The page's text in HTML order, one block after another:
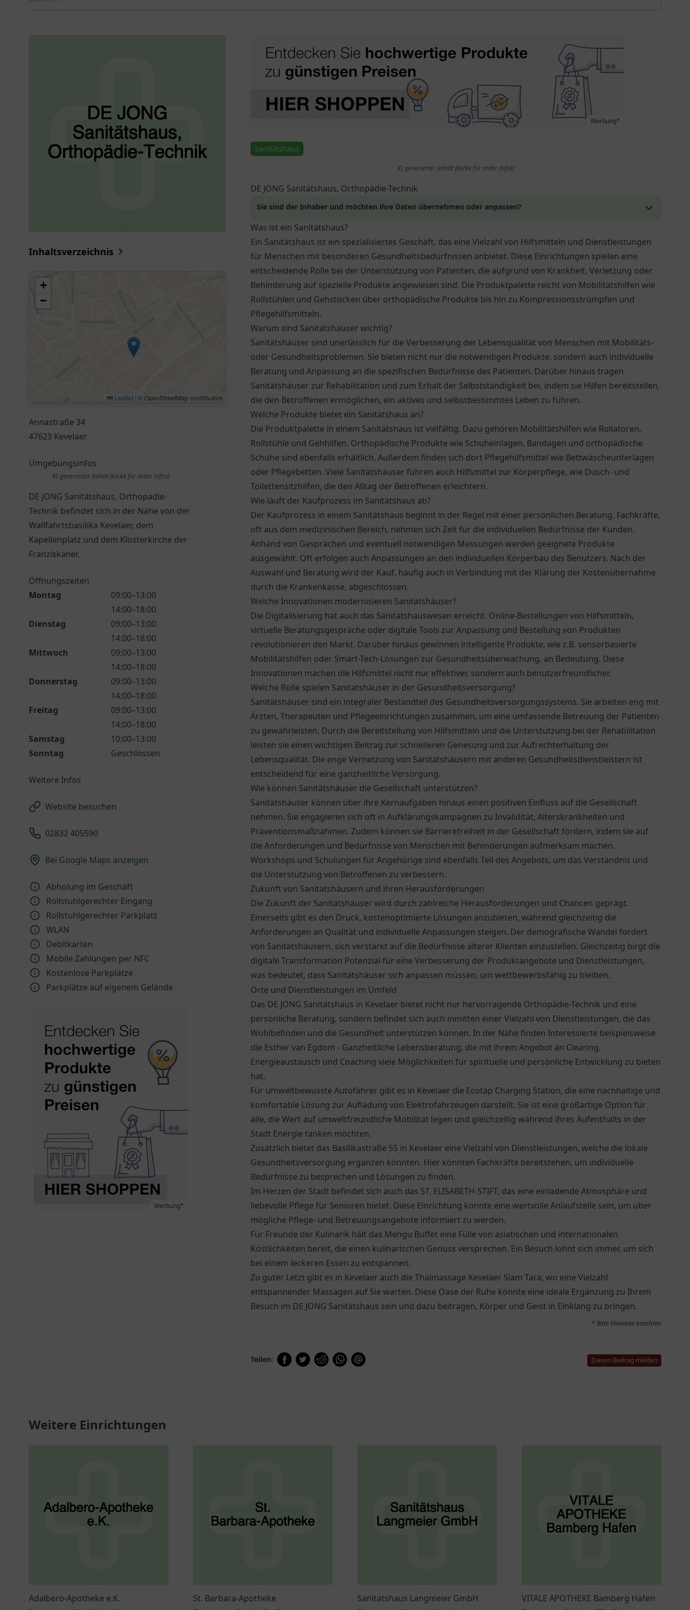
Inhaltsverzeichnis
+
−
Leaflet | © OpenStreetMap contributors
Annastraße 34
47623 Kevelaer
Umgebungsinfos
KI generierter Inhalt (klicke für mehr Infos)
DE JONG Sanitätshaus, Orthopädie-
Technik befindet sich in der Nähe von der
Wallfahrtsbasilika Kevelaer, dem
Kapellenplatz und dem Klosterkirche der
Franziskaner.
Öffnungszeiten
Montag
09:00–13:00
14:00–18:00
Dienstag
09:00–13:00
14:00–18:00
Mittwoch
09:00–13:00
14:00–18:00
Donnerstag
09:00–13:00
14:00–18:00
Freitag
09:00–13:00
14:00–18:00
Samstag
10:00–13:00
Sonntag
Geschlossen
Weitere Infos
Website besuchen
02832 405590
Bei Google Maps anzeigen
Abholung im Geschäft
Rollstuhlgerechter Eingang
Rollstuhlgerechter Parkplatz
WLAN
Debitkarten
Mobile Zahlungen per NFC
Kostenlose Parkplätze
Parkplätze auf eigenem Gelände
Werbung*
Werbung*
Sanitätshaus
KI generierter Inhalt (klicke für mehr Infos)
DE JONG Sanitätshaus, Orthopädie-Technik
Sie sind der Inhaber und möchten ihre Daten übernehmen oder anpassen?
Was ist ein Sanitätshaus?
Ein Sanitätshaus ist ein spezialisiertes Geschäft, das eine Vielzahl von Hilfsmitteln und Dienstleistungen
für Menschen mit besonderen Gesundheitsbedürfnissen anbietet. Diese Einrichtungen spielen eine
entscheidende Rolle bei der Unterstützung von Patienten, die aufgrund von Krankheit, Verletzung oder
Behinderung auf spezielle Produkte angewiesen sind. Die Produktpalette reicht von Mobilitätshilfen wie
Rollstühlen und Gehstöcken über orthopädische Produkte bis hin zu Kompressionsstrümpfen und
Pflegehilfsmitteln.
Warum sind Sanitätshäuser wichtig?
Sanitätshäuser sind unerlässlich für die Verbesserung der Lebensqualität von Menschen mit Mobilitäts-
oder Gesundheitsproblemen. Sie bieten nicht nur die notwendigen Produkte, sondern auch individuelle
Beratung und Anpassung an die spezifischen Bedürfnisse des Patienten. Darüber hinaus tragen
Sanitätshäuser zur Rehabilitation und zum Erhalt der Selbstständigkeit bei, indem sie Hilfen bereitstellen,
die den Betroffenen ermöglichen, ein aktives und selbstbestimmtes Leben zu führen.
Welche Produkte bietet ein Sanitätshaus an?
Die Produktpalette in einem Sanitätshaus ist vielfältig. Dazu gehören Mobilitätshilfen wie Rollatoren,
Rollstühle und Gehhilfen. Orthopädische Produkte wie Schuheinlagen, Bandagen und orthopädische
Schuhe sind ebenfalls erhältlich. Außerdem finden sich dort Pflegehilfsmittel wie Bettwäscheunterlagen
oder Pflegebetten. Viele Sanitätshäuser führen auch Hilfsmittel zur Körperpflege, wie Dusch- und
Toilettensitzhilfen, die den Alltag der Betroffenen erleichtern.
Wie läuft der Kaufprozess im Sanitätshaus ab?
Der Kaufprozess in einem Sanitätshaus beginnt in der Regel mit einer persönlichen Beratung. Fachkräfte,
oft aus dem medizinischen Bereich, nehmen sich Zeit für die individuellen Bedürfnisse der Kunden.
Anhand von Gesprächen und eventuell notwendigen Messungen werden geeignete Produkte
ausgewählt. Oft erfolgen auch Anpassungen an den individuellen Körperbau des Benutzers. Nach der
Auswahl und Beratung wird der Kauf, häufig auch in Verbindung mit der Klärung der Kostenübernahme
durch die Krankenkasse, abgeschlossen.
Welche Innovationen modernisieren Sanitätshäuser?
Die Digitalisierung hat auch das Sanitätshauswesen erreicht. Online-Bestellungen von Hilfsmitteln,
virtuelle Beratungsgespräche oder digitale Tools zur Anpassung und Bestellung von Produkten
revolutionieren den Markt. Darüber hinaus gewinnen intelligente Produkte, wie z.B. sensorbasierte
Mobilitätshilfen oder Smart-Tech-Lösungen zur Gesundheitsüberwachung, an Bedeutung. Diese
Innovationen machen die Hilfsmittel nicht nur effektiver, sondern auch benutzerfreundlicher.
Welche Rolle spielen Sanitätshäuser in der Gesundheitsversorgung?
Sanitätshäuser sind ein integraler Bestandteil des Gesundheitsversorgungssystems. Sie arbeiten eng mit
Ärzten, Therapeuten und Pflegeeinrichtungen zusammen, um eine umfassende Betreuung der Patienten
zu gewährleisten. Durch die Bereitstellung von Hilfsmitteln und die Unterstützung bei der Rehabilitation
leisten sie einen wichtigen Beitrag zur schnelleren Genesung und zur Aufrechterhaltung der
Lebensqualität. Die enge Vernetzung von Sanitätshäusern mit anderen Gesundheitsdienstleistern ist
entscheidend für eine ganzheitliche Versorgung.
Wie können Sanitätshäuser die Gesellschaft unterstützen?
Sanitätshäuser können über ihre Kernaufgaben hinaus einen positiven Einfluss auf die Gesellschaft
nehmen. Sie engagieren sich oft in Aufklärungskampagnen zu Invalidität, Alterskrankheiten und
Präventionsmaßnahmen. Zudem können sie Barrierefreiheit in der Gesellschaft fördern, indem sie auf
die Anforderungen und Bedürfnisse von Menschen mit Behinderungen aufmerksam machen.
Workshops und Schulungen für Angehörige sind ebenfalls Teil des Angebots, um das Verständnis und
die Unterstützung von Betroffenen zu verbessern.
Zukunft von Sanitätshäusern und ihren Herausforderungen
Die Zukunft der Sanitätshäuser wird durch zahlreiche Herausforderungen und Chancen geprägt.
Einerseits gibt es den Druck, kostenoptimierte Lösungen anzubieten, während gleichzeitig die
Anforderungen an Qualität und individuelle Anpassungen steigen. Der demografische Wandel fordert
von Sanitätshäusern, sich verstärkt auf die Bedürfnisse älterer Klienten einzustellen. Gleichzeitig birgt die
digitale Transformation Potenzial für eine Verbesserung der Produktangebote und Dienstleistungen,
was bedeutet, dass Sanitätshäuser sich anpassen müssen, um wettbewerbsfähig zu bleiben.
Orte und Dienstleistungen im Umfeld
Das DE JONG Sanitätshaus in Kevelaer bietet nicht nur hervorragende Orthopädie-Technik und eine
persönliche Beratung, sondern befindet sich auch inmitten einer Vielzahl von Dienstleistungen, die das
Wohlbefinden und die Gesundheit unterstützen können. In der Nähe finden Interessierte beispielsweise
die Esther van Egdom - Ganzheitliche Lebensberatung, die mit ihrem Angebot an Clearing,
Energieaustausch und Coaching viele Möglichkeiten für spirituelle und persönliche Entwicklung zu bieten
hat.
Für umweltbewusste Autofahrer gibt es in Kevelaer die Ecotap Charging Station, die eine nachhaltige und
komfortable Lösung zur Aufladung von Elektrofahrzeugen darstellt. Sie ist eine großartige Option für
alle, die Wert auf umweltfreundliche Mobilität legen und gleichzeitig während ihres Aufenthalts in der
Stadt Energie tanken möchten.
Zusätzlich bietet das Basilikastraße 55 in Kevelaer eine Vielzahl von Dienstleistungen, welche die lokale
Gesundheitsversorgung ergänzen könnten. Hier könnten Fachkräfte bereitstehen, um individuelle
Bedürfnisse zu besprechen und Lösungen zu finden.
Im Herzen der Stadt befindet sich auch das ST. ELISABETH-STIFT, das eine einladende Atmosphäre und
liebevolle Pflege für Senioren bietet. Diese Einrichtung könnte eine wertvolle Anlaufstelle sein, um über
mögliche Pflege- und Betreuungsangebote informiert zu werden.
Für Freunde der Kulinarik hält das Mengu Buffet eine Fülle von asiatischen und internationalen
Köstlichkeiten bereit, die einen kulinarischen Genuss versprechen. Ein Besuch lohnt sich immer, um sich
bei einem leckeren Essen zu entspannen.
Zu guter Letzt gibt es in Kevelaer auch die Thaimassage Kevelaer Siam Tara, wo eine Vielzahl
entspannender Massagen auf Sie warten. Diese Oase der Ruhe könnte eine ideale Ergänzung zu Ihrem
Besuch im DE JONG Sanitätshaus sein und dazu beitragen, Körper und Geist in Einklang zu bringen.
* Bitte Hinweise beachten
Teilen: Diesen Beitrag melden
Weitere Einrichtungen
Adalbero-Apotheke e.K.
St. Barbara-Apotheke
Sanitätshaus Langmeier GmbH
VITALE APOTHEKE Bamberg Hafen